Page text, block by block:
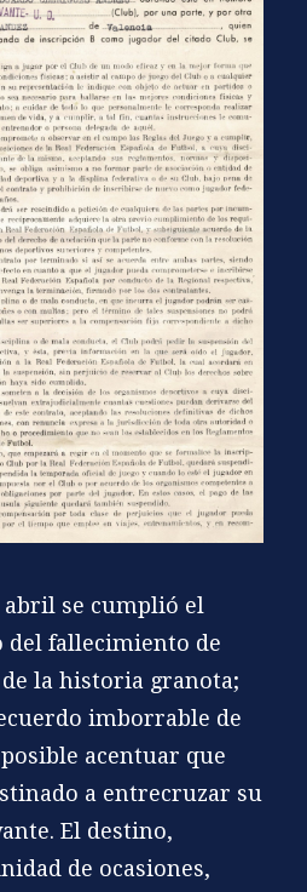
abril se cumplió el
fallecimiento de
la historia granota;
imborrable de
posible acentuar que
a entrecruzar su
El destino,
de ocasiones,